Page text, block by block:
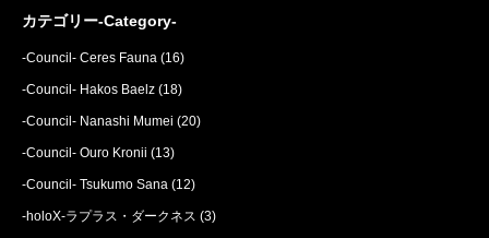
カテゴリー-Category-
-Council- Ceres Fauna (16)
-Council- Hakos Baelz (18)
-Council- Nanashi Mumei (20)
-Council- Ouro Kronii (13)
-Council- Tsukumo Sana (12)
-holoX-ラプラス・ダークネス (3)